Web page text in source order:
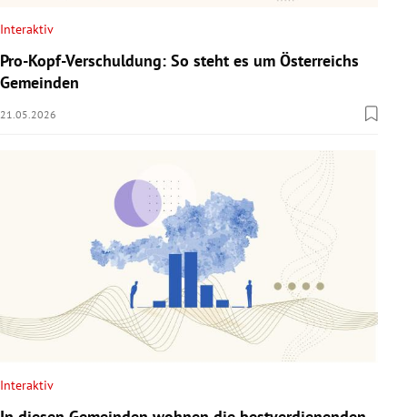
Interaktiv
Pro-Kopf-Verschuldung: So steht es um Österreichs
Gemeinden
21.05.2026
Interaktiv